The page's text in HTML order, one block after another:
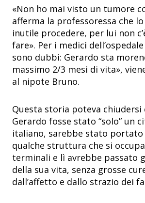
«Non ho mai visto un tumore
afferma la professoressa che
inutile procedere, per lui non
fare». Per i medici
sono dubbi: Gerardo sta
massimo 2/3 mesi di vita»,
al nipote Bruno.
Questa storia poteva chiudersi
Gerardo fosse stato “solo” un
italiano, sarebbe stato portato
qualche struttura che si
terminali e lì avrebbe passato
della sua vita, senza grosse
dall’affetto e dallo strazio dei